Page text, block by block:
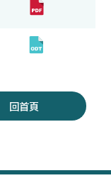
回首頁